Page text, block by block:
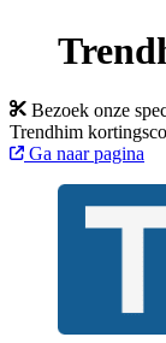
Bezoek onze
Trendhim
Ga naar pagina